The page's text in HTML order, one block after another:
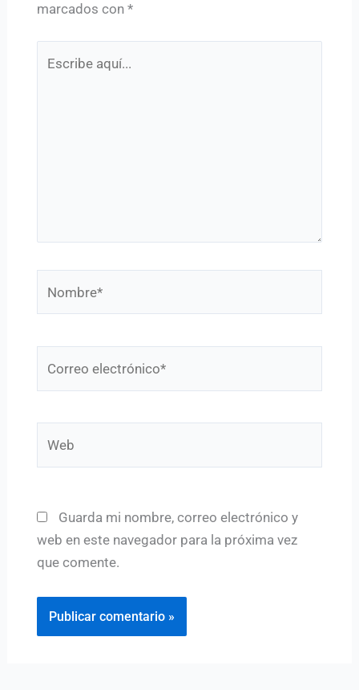
marcados con *
aquí...
Guarda mi nombre, correo electrónico y
web en este navegador para la próxima vez
que comente.